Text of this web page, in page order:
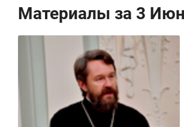
Материалы за 3